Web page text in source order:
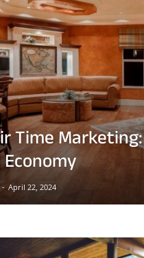
Time
- April 22, 2024